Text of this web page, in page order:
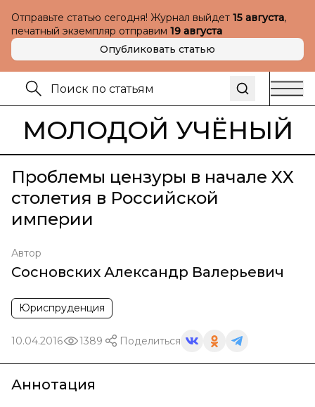
Отправьте статью сегодня! Журнал выйдет 15 августа,
печатный экземпляр отправим 19 августа
Опубликовать статью
МОЛОДОЙ УЧЁНЫЙ
Проблемы цензуры в начале XX
столетия в Российской
империи
Автор
Сосновских Александр Валерьевич
Юриспруденция
10.04.2016 1389 Поделиться
Аннотация